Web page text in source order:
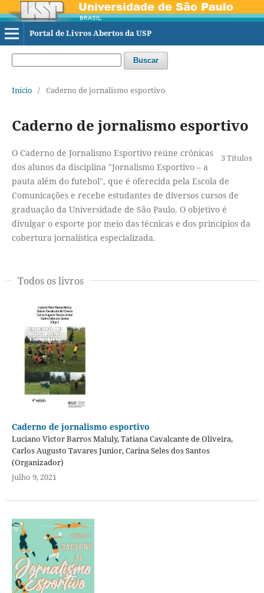
Portal de Livros Abertos da USP
Buscar
Início / Caderno de jornalismo esportivo
Caderno de jornalismo esportivo
3 Títulos
O Caderno de Jornalismo Esportivo reúne crônicas
dos alunos da disciplina "Jornalismo Esportivo – a
pauta além do futebol", que é oferecida pela Escola de
Comunicações e recebe estudantes de diversos cursos de
graduação da Universidade de São Paulo. O objetivo é
divulgar o esporte por meio das técnicas e dos princípios da
cobertura jornalística especializada.
Todos os livros
Caderno de jornalismo esportivo
Luciano Victor Barros Maluly, Tatiana Cavalcante de Oliveira,
Carlos Augusto Tavares Junior, Carina Seles dos Santos
(Organizador)
julho 9, 2021